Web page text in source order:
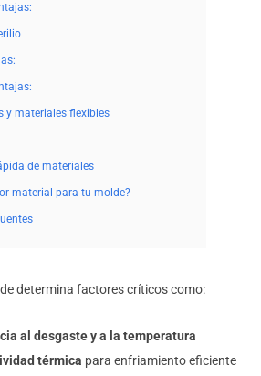
y materiales flexibles
de materiales
material para tu molde?
determina factores críticos como:
al desgaste y a la temperatura
térmica para enfriamiento eficiente